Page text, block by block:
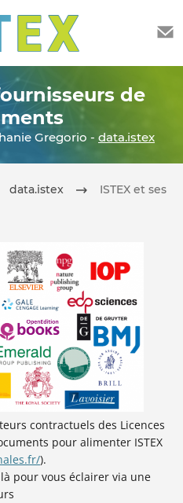
de
Gregorio - data.istex
data.istex
ISTEX et ses
contractuels des Licences
pour alimenter ISTEX
).
pour vous éclairer via une